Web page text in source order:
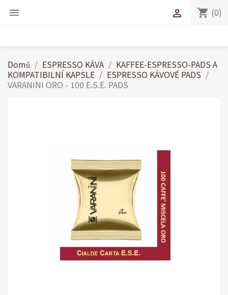
 shopping_cart (0)

Domů ESPRESSO KÁVA
KAFFEE-ESPRESSO-PADS A
KOMPATIBILNÍ KAPSLE
ESPRESSO KÁVOVÉ PADS
VARANINI ORO - 100 E.S.E. PADS